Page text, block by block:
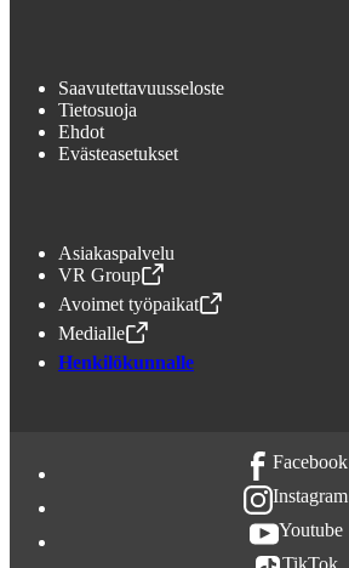
Saavutettavuusseloste
Tietosuoja
Ehdot
Evästeasetukset
Asiakaspalvelu
VR Group
,Avataan uudessa välilehdessä
Avoimet työpaikat
,Avataan uudessa välilehdessä
Medialle
,Avataan uudessa välilehdessä
Henkilökunnalle
Facebook
Instagram
Youtube
TikTok